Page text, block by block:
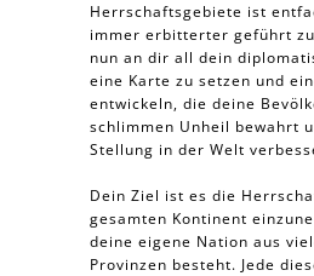
Herrschaftsgebiete ist
immer erbitterter geführt
nun an dir all dein
eine Karte zu setzen und
entwickeln, die deine
schlimmen Unheil bewahrt
Stellung in der Welt
Dein Ziel ist es die
gesamten Kontinent
deine eigene Nation aus
Provinzen besteht. Jede